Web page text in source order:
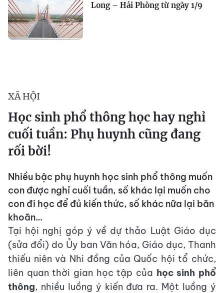
Long – Hải Phòng từ ngày 1/9
XÃ HỘI
Học sinh phổ thông học hay nghỉ
cuối tuần: Phụ huynh cũng đang
rối bời!
Nhiều bậc phụ huynh học sinh phổ thông muốn
con được nghỉ cuối tuần, số khác lại muốn cho
con đi học để đủ kiến thức, số khác nữa lại băn
khoăn…
Tại hội nghị góp ý về dự thảo Luật Giáo dục
(sửa đổi) do Ủy ban Văn hóa, Giáo dục, Thanh
thiếu niên và Nhi đồng của Quốc hội tổ chức,
liên quan thời gian học tập của học sinh phổ
thông, nhiều luồng ý kiến đưa ra. Một luồng ý